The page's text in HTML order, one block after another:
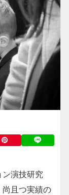
ン演技研究
且つ実績の